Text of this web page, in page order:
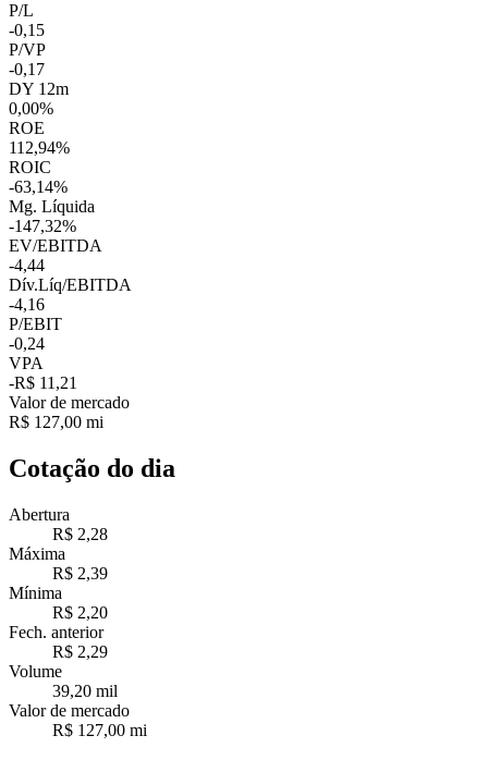
P/L
-0,15
P/VP
-0,17
DY 12m
0,00%
ROE
112,94%
ROIC
-63,14%
Mg. Líquida
-147,32%
EV/EBITDA
-4,44
Dív.Líq/EBITDA
-4,16
P/EBIT
-0,24
VPA
-R$ 11,21
Valor de mercado
R$ 127,00 mi
Cotação do dia
Abertura
R$ 2,28
Máxima
R$ 2,39
Mínima
R$ 2,20
Fech. anterior
R$ 2,29
Volume
39,20 mil
Valor de mercado
R$ 127,00 mi